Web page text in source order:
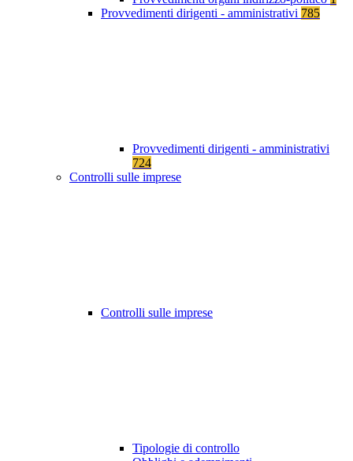
Provvedimenti dirigenti - amministrativi 785
Provvedimenti dirigenti - amministrativi
724
Controlli sulle imprese
Controlli sulle imprese
Tipologie di controllo